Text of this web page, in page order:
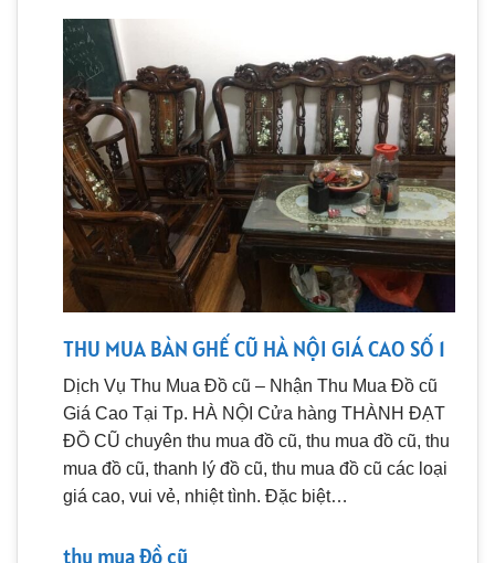
THU MUA BÀN GHẾ CŨ HÀ NỘI GIÁ CAO SỐ 1
Dịch Vụ Thu Mua Đồ cũ – Nhận Thu Mua Đồ cũ
Giá Cao Tại Tp. HÀ NỘI Cửa hàng THÀNH ĐẠT
ĐỒ CŨ chuyên thu mua đồ cũ, thu mua đồ cũ, thu
mua đồ cũ, thanh lý đồ cũ, thu mua đồ cũ các loại
giá cao, vui vẻ, nhiệt tình. Đặc biệt…
thu mua đồ cũ